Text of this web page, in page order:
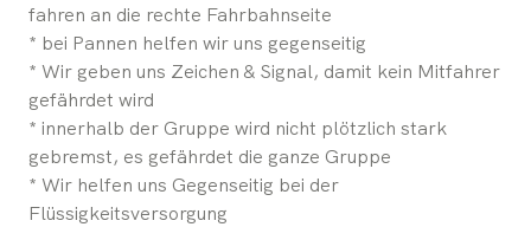
fahren an die rechte Fahrbahnseite
* bei Pannen helfen wir uns gegenseitig
* Wir geben uns Zeichen & Signal, damit kein Mitfahrer
gefährdet wird
* innerhalb der Gruppe wird nicht plötzlich stark
gebremst, es gefährdet die ganze Gruppe
* Wir helfen uns Gegenseitig bei der
Flüssigkeitsversorgung